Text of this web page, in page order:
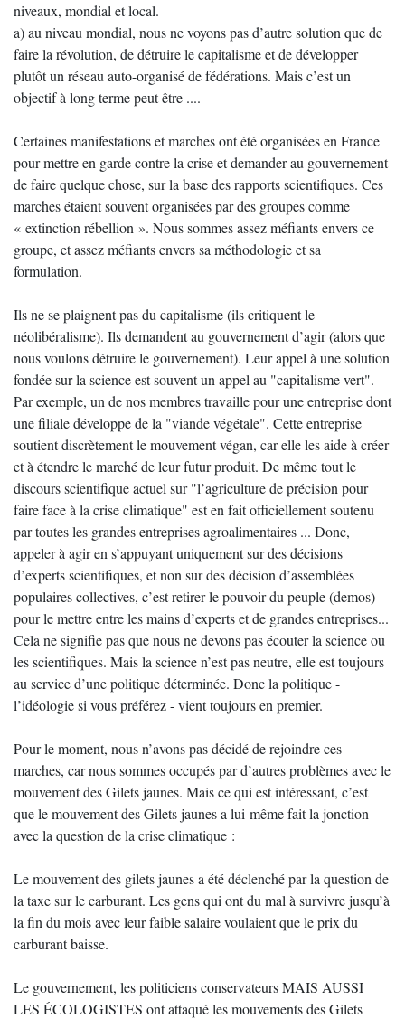
niveaux, mondial et local.
a) au niveau mondial, nous ne voyons pas d’autre solution que de
faire la révolution, de détruire le capitalisme et de développer
plutôt un réseau auto-organisé de fédérations. Mais c’est un
objectif à long terme peut être ....
Certaines manifestations et marches ont été organisées en France
pour mettre en garde contre la crise et demander au gouvernement
de faire quelque chose, sur la base des rapports scientifiques. Ces
marches étaient souvent organisées par des groupes comme
« extinction rébellion ». Nous sommes assez méfiants envers ce
groupe, et assez méfiants envers sa méthodologie et sa
formulation.
Ils ne se plaignent pas du capitalisme (ils critiquent le
néolibéralisme). Ils demandent au gouvernement d’agir (alors que
nous voulons détruire le gouvernement). Leur appel à une solution
fondée sur la science est souvent un appel au "capitalisme vert".
Par exemple, un de nos membres travaille pour une entreprise dont
une filiale développe de la "viande végétale". Cette entreprise
soutient discrètement le mouvement végan, car elle les aide à créer
et à étendre le marché de leur futur produit. De même tout le
discours scientifique actuel sur "l’agriculture de précision pour
faire face à la crise climatique" est en fait officiellement soutenu
par toutes les grandes entreprises agroalimentaires ... Donc,
appeler à agir en s’appuyant uniquement sur des décisions
d’experts scientifiques, et non sur des décision d’assemblées
populaires collectives, c’est retirer le pouvoir du peuple (demos)
pour le mettre entre les mains d’experts et de grandes entreprises...
Cela ne signifie pas que nous ne devons pas écouter la science ou
les scientifiques. Mais la science n’est pas neutre, elle est toujours
au service d’une politique déterminée. Donc la politique -
l’idéologie si vous préférez - vient toujours en premier.
Pour le moment, nous n’avons pas décidé de rejoindre ces
marches, car nous sommes occupés par d’autres problèmes avec le
mouvement des Gilets jaunes. Mais ce qui est intéressant, c’est
que le mouvement des Gilets jaunes a lui-même fait la jonction
avec la question de la crise climatique :
Le mouvement des gilets jaunes a été déclenché par la question de
la taxe sur le carburant. Les gens qui ont du mal à survivre jusqu’à
la fin du mois avec leur faible salaire voulaient que le prix du
carburant baisse.
Le gouvernement, les politiciens conservateurs MAIS AUSSI
LES ÉCOLOGISTES ont attaqué les mouvements des Gilets